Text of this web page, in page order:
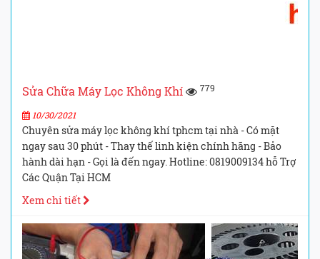
Sửa Chữa Máy Lọc Không Khí 779
10/30/2021
Chuyên sửa máy lọc không khí tphcm tại nhà - Có mặt
ngay sau 30 phút - Thay thế linh kiện chính hãng - Bảo
hành dài hạn - Gọi là đến ngay. Hotline: 0819009134 hỗ Trợ
Các Quận Tại HCM
Xem chi tiết